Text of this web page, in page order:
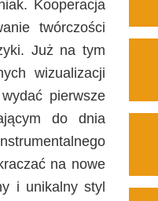
Kooperacja
twórczości
Już na tym
wizualizacji
pierwsze
do dnia
na nowe
i unikalny styl